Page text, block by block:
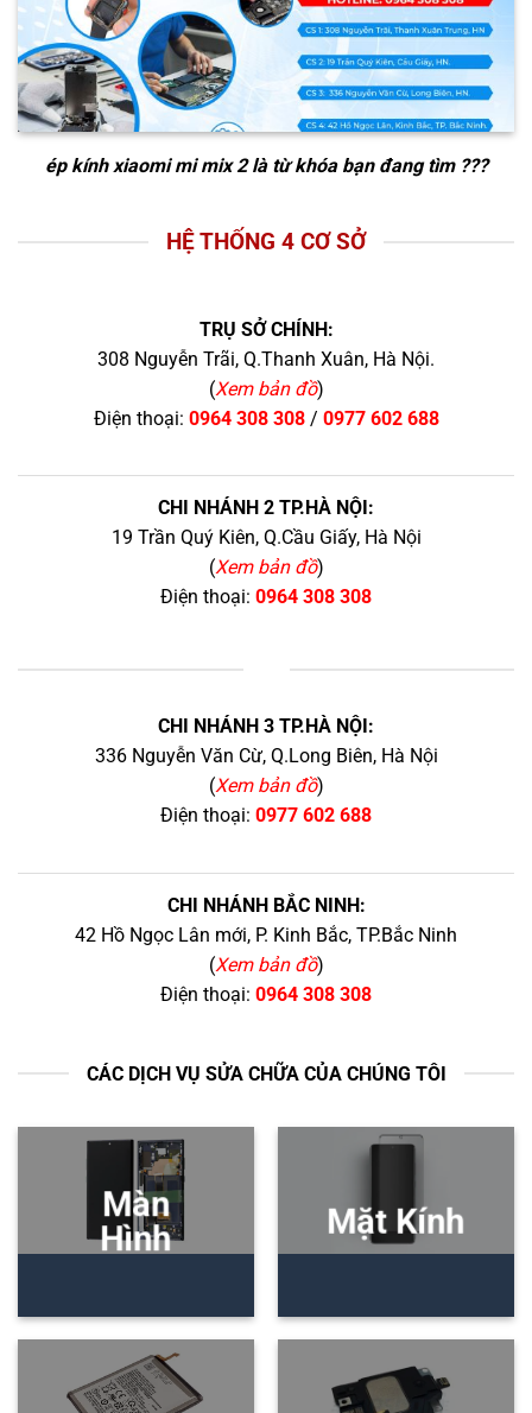
ép kính xiaomi mi mix 2là từ khóa bạn đang tìm ???
HỆ THỐNG 4 CƠ SỞ
TRỤ SỞ CHÍNH:
308 Nguyễn Trãi, Q.Thanh Xuân, Hà Nội.
(Xem bản đồ)
Điện thoại: 0964 308 308/ 0977 602 688
CHI NHÁNH 2 TP.HÀ NỘI:
19 Trần Quý Kiên, Q.Cầu Giấy, Hà Nội
(Xem bản đồ)
Điện thoại: 0964 308 308
CHI NHÁNH 3 TP.HÀ NỘI:
336 Nguyễn Văn Cừ, Q.Long Biên, Hà Nội
(Xem bản đồ)
Điện thoại: 0977 602 688
CHI NHÁNH BẮC NINH:
42 Hồ Ngọc Lân mới, P. Kinh Bắc, TP.Bắc Ninh
(Xem bản đồ)
Điện thoại: 0964 308 308
CÁC DỊCH VỤ SỬA CHỮA CỦA CHÚNG TÔI
Màn
Hình
Mặt Kính